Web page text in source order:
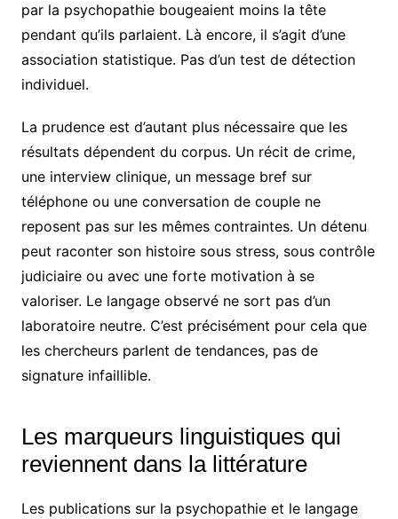
par la psychopathie bougeaient moins la tête
pendant qu’ils parlaient. Là encore, il s’agit d’une
association statistique. Pas d’un test de détection
individuel.
La prudence est d’autant plus nécessaire que les
résultats dépendent du corpus. Un récit de crime,
une interview clinique, un message bref sur
téléphone ou une conversation de couple ne
reposent pas sur les mêmes contraintes. Un détenu
peut raconter son histoire sous stress, sous contrôle
judiciaire ou avec une forte motivation à se
valoriser. Le langage observé ne sort pas d’un
laboratoire neutre. C’est précisément pour cela que
les chercheurs parlent de tendances, pas de
signature infaillible.
Les marqueurs linguistiques qui
reviennent dans la littérature
Les publications sur la psychopathie et le langage